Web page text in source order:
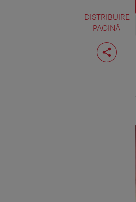
DISTRIBUIRE
PAGINĂ
Distribuiţi
pagina